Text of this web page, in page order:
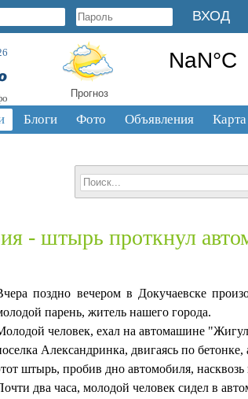
Прогноз
Блоги Фото Объявления
- штырь проткнул
поздно вечером в Докучаевске
парень, житель нашего города.
человек, ехал на автомашине
Александринка, двигаясь по
штырь, пробив дно автомобиля,
два часа, молодой человек сидел в